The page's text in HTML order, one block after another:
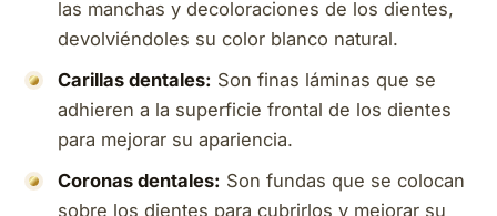
las manchas y decoloraciones de los dientes,
devolviéndoles su color blanco natural.
Carillas dentales: Son finas láminas que se
adhieren a la superficie frontal de los dientes
para mejorar su apariencia.
Coronas dentales: Son fundas que se colocan
sobre los dientes para cubrirlos y mejorar su